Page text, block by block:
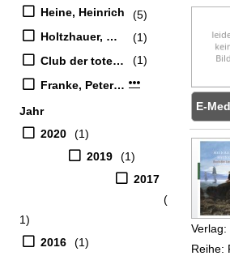
Heine, Heinrich
Holtzhauer, Helmut (Herausgeber)
(5)
Club der toten Dichter (Musikgruppe)
(1)
Franke, Peter [Sprecher]
(1)
Mehr Verfasser-
Jahr
2020
(1)
2019
(1)
2017
(
1)
2016
(1)
Zu den
E-
Verlag:
Reihe: